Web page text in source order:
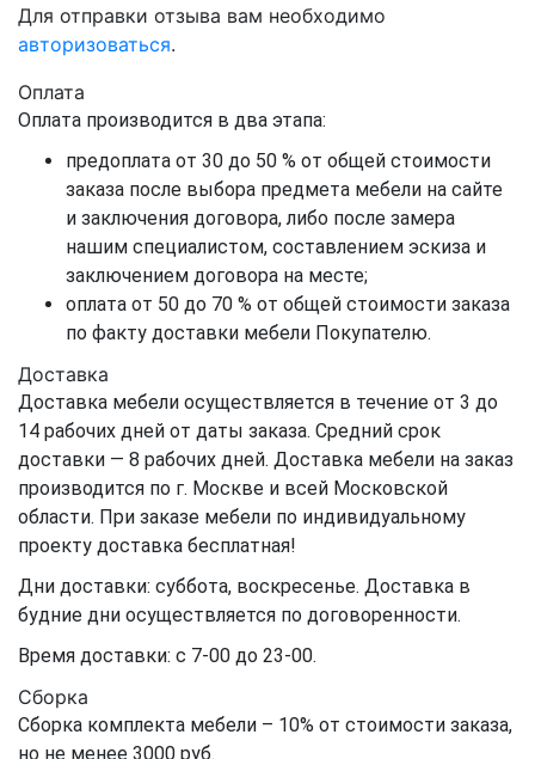
Для отправки отзыва вам необходимо
авторизоваться.
Оплата
Оплата производится в два этапа:
предоплата от 30 до 50 % от общей стоимости
заказа после выбора предмета мебели на сайте
и заключения договора, либо после замера
нашим специалистом, составлением эскиза и
заключением договора на месте;
оплата от 50 до 70 % от общей стоимости заказа
по факту доставки мебели Покупателю.
Доставка
Доставка мебели осуществляется в течение от 3 до
14 рабочих дней от даты заказа. Средний срок
доставки — 8 рабочих дней. Доставка мебели на заказ
производится по г. Москве и всей Московской
области. При заказе мебели по индивидуальному
проекту доставка бесплатная!
Дни доставки: суббота, воскресенье. Доставка в
будние дни осуществляется по договоренности.
Время доставки: с 7-00 до 23-00.
Сборка
Сборка комплекта мебели – 10% от стоимости заказа,
но не менее 3000 руб.